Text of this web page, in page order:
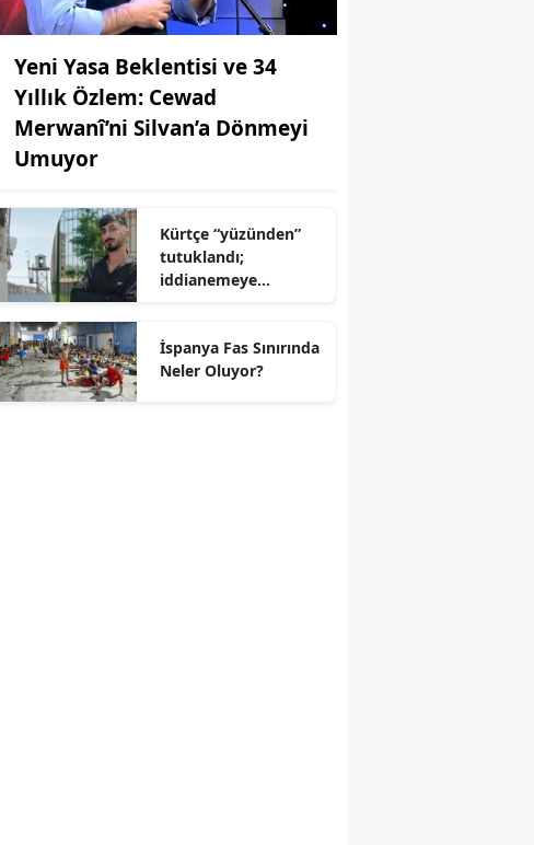
Yeni Yasa Beklentisi ve 34
Yıllık Özlem: Cewad
Merwanî’ni Silvan’a Dönmeyi
Umuyor
Kürtçe “yüzünden”
tutuklandı;
iddianemeye
İspanya Fas Sınırında
Neler Oluyor?